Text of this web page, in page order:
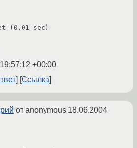
(0.01 sec)
+00:00
Ссылка
от anonymous 18.06.2004